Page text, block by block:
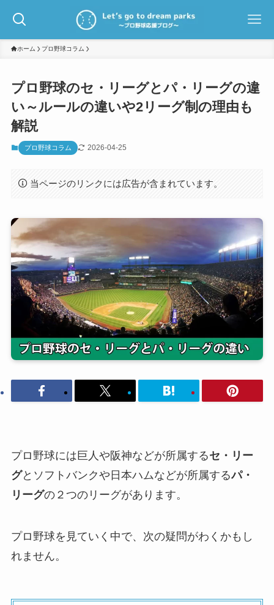
ホーム プロ野球コラム
プロ野球のセ・リーグとパ・リーグの違
い～ルールの違いや2リーグ制の理由も
解説
プロ野球コラム 2026-04-25
当ページのリンクには広告が含まれています。
プロ野球には巨人や阪神などが所属するセ・リー
グとソフトバンクや日本ハムなどが所属するパ・
リーグの２つのリーグがあります。
プロ野球を見ていく中で、次の疑問がわくかもし
れません。